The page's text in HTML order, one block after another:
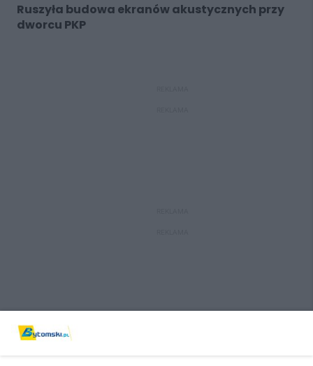
Ruszyła budowa ekranów akustycznych przy
dworcu PKP